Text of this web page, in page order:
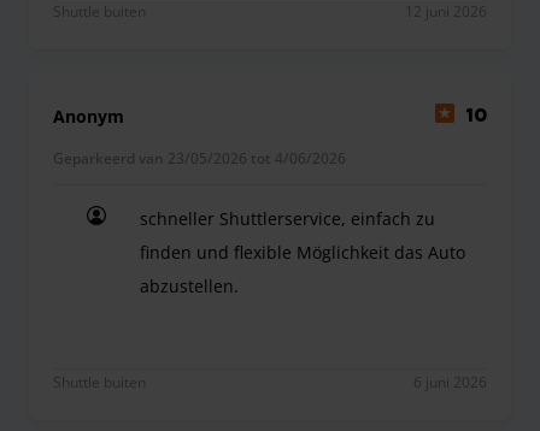
Shuttle buiten 12 juni 2026
Anonym 10
Geparkeerd van 23/05/2026 tot 4/06/2026
schneller Shuttlerservice, einfach zu
finden und flexible Möglichkeit das Auto
abzustellen.
Shuttle buiten 6 juni 2026